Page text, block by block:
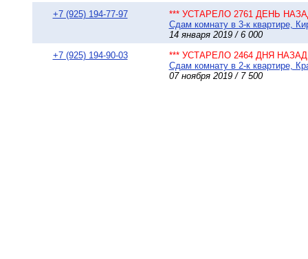
+7 (925) 194-77-97
*** УСТАРЕЛО 2761 ДЕНЬ
Сдам комнату в 3-к квартире,
14 января 2019 / 6 000
+7 (925) 194-90-03
*** УСТАРЕЛО 2464 ДНЯ НАЗАД
Сдам комнату в 2-к квартире,
07 ноября 2019 / 7 500